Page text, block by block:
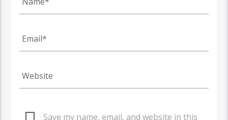
Save my name, email, and website in this